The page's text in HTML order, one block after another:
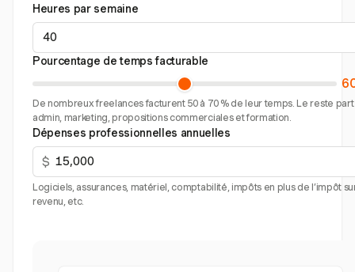
Heures par semaine
Pourcentage de temps facturable
De nombreux freelances facturent 50 à 70 % de leur temps. Le reste
admin, marketing, propositions commerciales et formation.
Dépenses professionnelles annuelles
$
Logiciels, assurances, matériel, comptabilité, impôts en plus de l’impôt
revenu, etc.